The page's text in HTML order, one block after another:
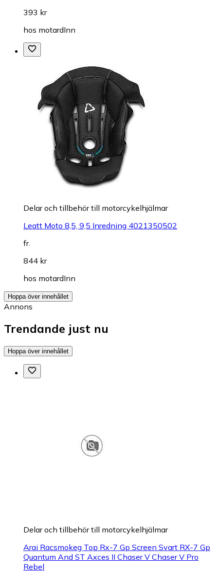
393 kr
hos motardInn
Delar och tillbehör till motorcykelhjälmar
Leatt Moto 8,5, 9,5 Inredning 4021350502
fr.
844 kr
hos motardInn
Hoppa över innehållet
Annons
Trendande just nu
Hoppa över innehållet
Delar och tillbehör till motorcykelhjälmar
Arai Racsmokeg Top Rx-7 Gp Screen Svart RX-7 Gp
Quantum And ST Axces II Chaser V Chaser V Pro
Rebel